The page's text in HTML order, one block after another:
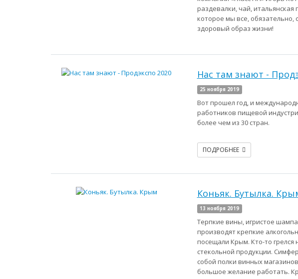
раздевалки, чай,
которое мы все,
здоровый образ жизни!
Нас там знают -
25 ноября 2019
Вот прошел год, и
работников пищевой
более чем из 30 стран.
ПОДРОБНЕЕ
Коньяк. Бутылка.
13 ноября 2019
Терпкие вины, игристое
производят крепкие
посещали Крым. Кто-то
стекольной продукции.
собой полки винных
большое желание работать.